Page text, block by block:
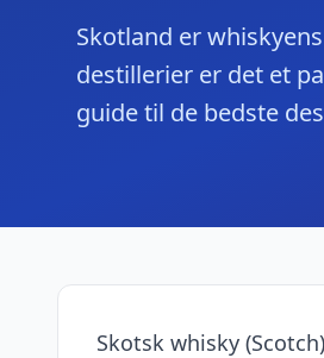
Skotland er
destillerier er det et
guide til de bedste
Skotsk whisky